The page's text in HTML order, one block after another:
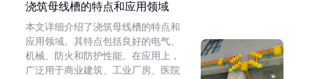
浇筑母线槽的特点和应用领域
本文详细介绍了浇筑母线槽的特点和
应用领域。其特点包括良好的电气、
机械、防火和防护性能。在应用上，
广泛用于商业建筑、工业厂房、医院